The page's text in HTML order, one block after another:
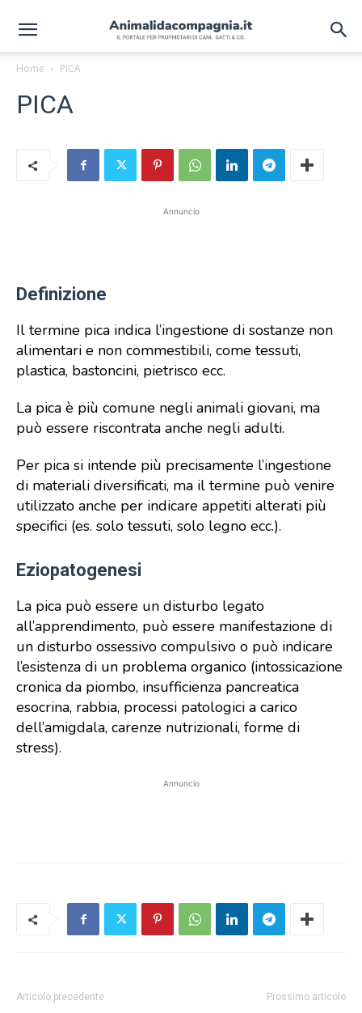
Home PICA
PICA
Annuncio
Definizione
Il termine pica indica l’ingestione di sostanze non
alimentari e non commestibili, come tessuti,
plastica, bastoncini, pietrisco ecc.
La pica è più comune negli animali giovani, ma
può essere riscontrata anche negli adulti.
Per pica si intende più precisamente l’ingestione
di materiali diversificati, ma il termine può venire
utilizzato anche per indicare appetiti alterati più
specifici (es. solo tessuti, solo legno ecc.).
Eziopatogenesi
La pica può essere un disturbo legato
all’apprendimento, può essere manifestazione di
un disturbo ossessivo compulsivo o può indicare
l’esistenza di un problema organico (intossicazione
cronica da piombo, insufficienza pancreatica
esocrina, rabbia, processi patologici a carico
dell’amigdala, carenze nutrizionali, forme di
stress).
Annuncio
Articolo precedente Prossimo articolo